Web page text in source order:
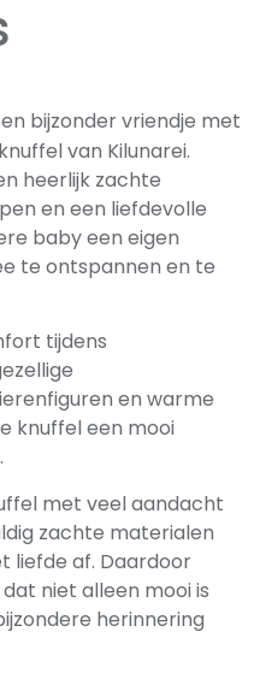
bijzonder vriendje met
van Kilunarei.
heerlijk zachte
en een liefdevolle
baby een eigen
te ontspannen en te
tijdens
en warme
knuffel een mooi
met veel aandacht
zachte materialen
liefde af. Daardoor
niet alleen mooi is
herinnering